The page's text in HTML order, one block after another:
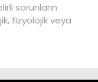
sorunların
fizyolojik veya